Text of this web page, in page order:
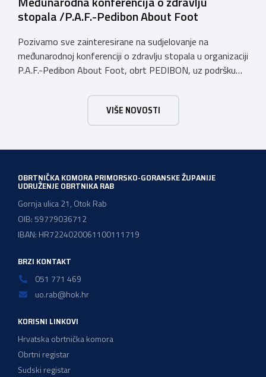
stopala /P.A.F.-Pedibon About Foot
Pozivamo sve zainteresirane na sudjelovanje na
međunarodnoj konferenciji o zdravlju stopala u organizaciji
P.A.F.-Pedibon About Foot, obrt PEDIBON, uz podršku
Udruženja obrtnika Viškovo Kastav Klana Jelenje.
Konferencija će se održati u subotu, dana 13. lipnja
2026.godine u hotelu Admiral u Opatiji u terminu od 09:00
VIŠE NOVOSTI
OBRTNIČKA KOMORA PRIMORSKO-GORANSKE ŽUPANIJE
UDRUŽENJE OBRTNIKA RAB
Gornja ulica 21, Otok Rab
OIB: 59779036712
IBAN: HR7224020061100111719
BRZI KONTAKT
051 771 469
uo.rab@hok.hr
KORISNI LINKOVI
Hrvatska obrtnička komora
Obrtni registar
Sudski registar